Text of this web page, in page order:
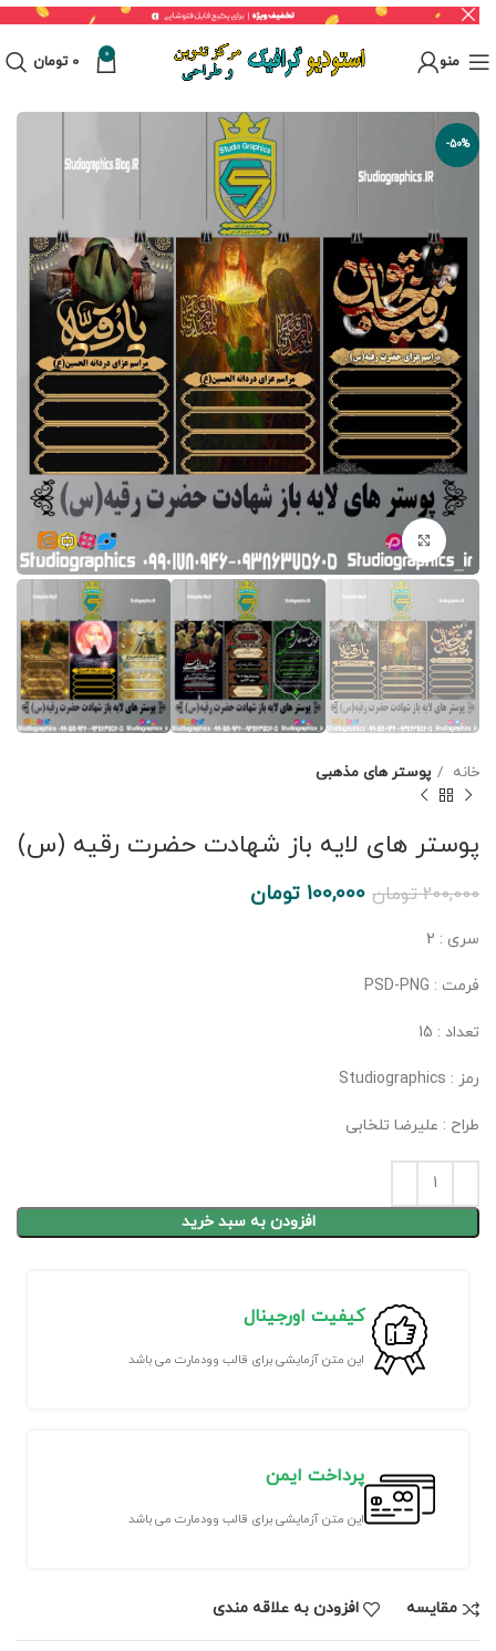
منو 0
0 تومان
-50%
برای بزرگنمایی کلیک کنید
خانه پوستر های مذهبی
پوستر های لایه باز شهادت حضرت رقیه (س)
200,000 تومان 100,000 تومان
سری : 2
فرمت : PSD-PNG
تعداد : 15
رمز : Studiographics
طراح : علیرضا تلخابی
افزودن به سبد خرید
کیفیت اورجینال
این متن آزمایشی برای قالب وودمارت می باشد
پرداخت ایمن
این متن آزمایشی برای قالب وودمارت می باشد
مقايسه افزودن به علاقه مندی